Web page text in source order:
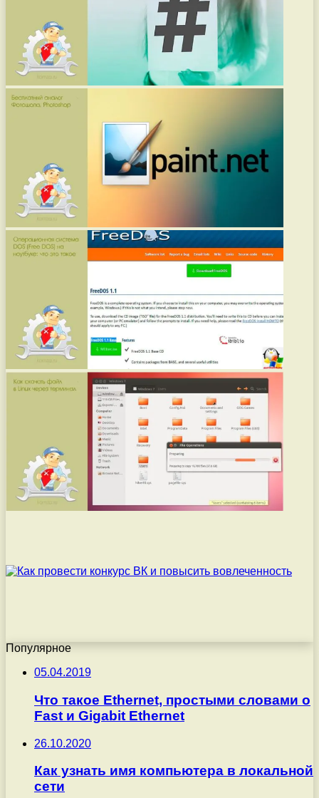
Популярное
05.04.2019
Что такое Ethernet, простыми словами о
Fast и Gigabit Ethernet
26.10.2020
Как узнать имя компьютера в локальной
сети